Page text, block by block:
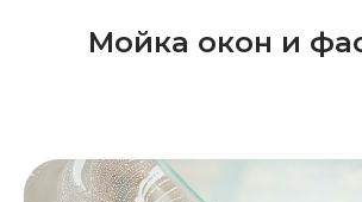
Мойка окон и